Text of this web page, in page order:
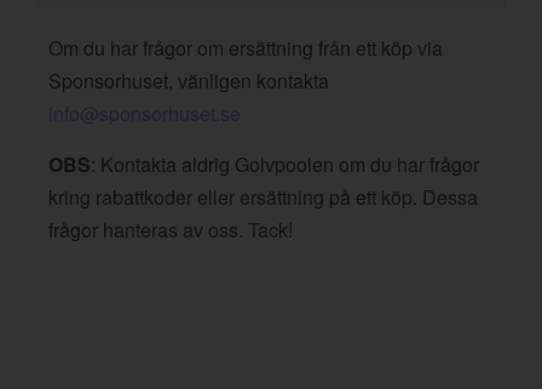
Om du har frågor om ersättning från ett köp via
Sponsorhuset, vänligen kontakta
info@sponsorhuset.se
OBS: Kontakta aldrig Golvpoolen om du har frågor
kring rabattkoder eller ersättning på ett köp. Dessa
frågor hanteras av oss. Tack!